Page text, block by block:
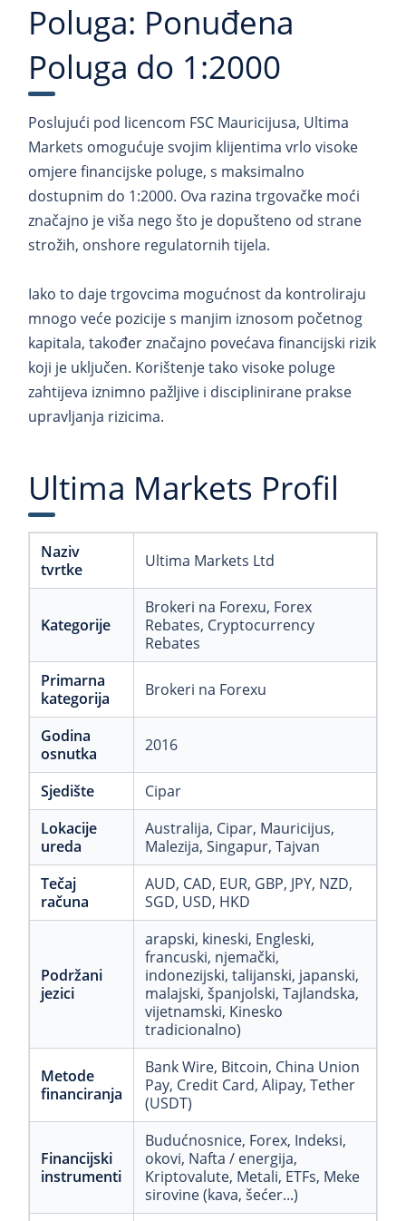
Poluga: Ponuđena
Poluga do 1:2000
Poslujući pod licencom FSC Mauricijusa, Ultima
Markets omogućuje svojim klijentima vrlo visoke
omjere financijske poluge, s maksimalno
dostupnim do 1:2000. Ova razina trgovačke moći
značajno je viša nego što je dopušteno od strane
strožih, onshore regulatornih tijela.
Iako to daje trgovcima mogućnost da kontroliraju
mnogo veće pozicije s manjim iznosom početnog
kapitala, također značajno povećava financijski rizik
koji je uključen. Korištenje tako visoke poluge
zahtijeva iznimno pažljive i disciplinirane prakse
upravljanja rizicima.
Ultima Markets Profil
Naziv
tvrtke
Ultima Markets Ltd
Kategorije
Brokeri na Forexu, Forex
Rebates, Cryptocurrency
Rebates
Primarna
kategorija
Brokeri na Forexu
Godina
osnutka
2016
Sjedište
Cipar
Lokacije
ureda
Australija, Cipar, Mauricijus,
Malezija, Singapur, Tajvan
Tečaj
računa
AUD, CAD, EUR, GBP, JPY, NZD,
SGD, USD, HKD
Podržani
jezici
arapski, kineski, Engleski,
francuski, njemački,
indonezijski, talijanski, japanski,
malajski, španjolski, Tajlandska,
vijetnamski, Kinesko
tradicionalno)
Metode
financiranja
Bank Wire, Bitcoin, China Union
Pay, Credit Card, Alipay, Tether
(USDT)
Financijski
instrumenti
Budućnosnice, Forex, Indeksi,
okovi, Nafta / energija,
Kriptovalute, Metali, ETFs, Meke
sirovine (kava, šećer...)